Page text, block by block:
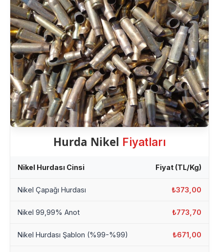
Hurda Nikel Fiyatları
Nikel Hurdası Cinsi Fiyat (TL/Kg)
Nikel Çapağı Hurdası ₺373,00
Nikel 99,99% Anot ₺773,70
Nikel Hurdası Şablon (%99-%99) ₺671,00